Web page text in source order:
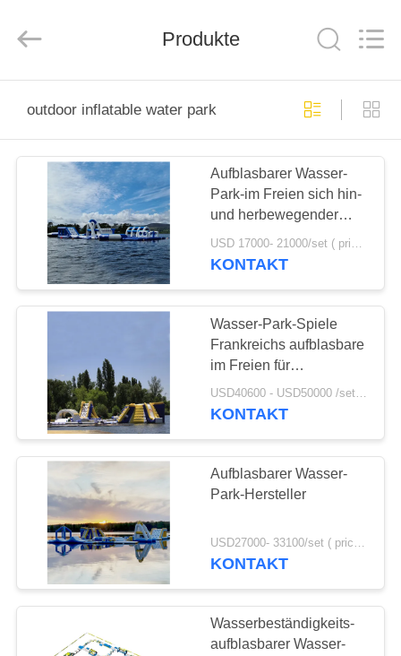
PRODUKTE
VIDEOS
ÜBER
UNS
AUSFLUG
QUALITÄTSKONTROLLE
TRETEN
UNS
IN
VERBINDUNG
Factory.
Produkte
outdoor inflatable water park
Aufblasbarer Wasser-
Park-im Freien sich hin-
und herbewegender
Spielplatz TUV in Irland
USD 17000- 21000/set ( price just for reference, detailed prices need to be confirmed) MOQ:1 Satz oder Teile des ganzen Parks
KONTAKT
Wasser-Park-Spiele
Frankreichs aufblasbare
im Freien für
Erwachsene/aufblasbare
Wasser-Park-
USD40600 - USD50000 /set ( price just for reference, detailed prices need to be confirmed） MOQ:1 Satz oder Teile des ganzen Parks
KONTAKT
Aufblasbarer Wasser-
Park-Hersteller
USD27000- 33100/set ( price just for reference, detailed prices need to be confirmed) MOQ:1 Satz oder Teile des ganzen Parks
KONTAKT
Wasserbeständigkeits-
aufblasbarer Wasser-